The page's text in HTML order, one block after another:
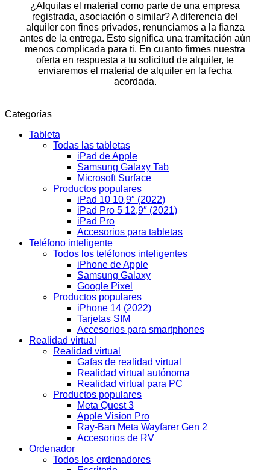
¿Alquilas el material como parte de una empresa
registrada, asociación o similar? A diferencia del
alquiler con fines privados, renunciamos a la fianza
antes de la entrega. Esto significa una tramitación aún
menos complicada para ti. En cuanto firmes nuestra
oferta en respuesta a tu solicitud de alquiler, te
enviaremos el material de alquiler en la fecha
acordada.
Categorías
Tableta
Todas las tabletas
iPad de Apple
Samsung Galaxy Tab
Microsoft Surface
Productos populares
iPad 10 10,9″ (2022)
iPad Pro 5 12,9″ (2021)
iPad Pro
Accesorios para tabletas
Teléfono inteligente
Todos los teléfonos inteligentes
iPhone de Apple
Samsung Galaxy
Google Pixel
Productos populares
iPhone 14 (2022)
Tarjetas SIM
Accesorios para smartphones
Realidad virtual
Realidad virtual
Gafas de realidad virtual
Realidad virtual autónoma
Realidad virtual para PC
Productos populares
Meta Quest 3
Apple Vision Pro
Ray-Ban Meta Wayfarer Gen 2
Accesorios de RV
Ordenador
Todos los ordenadores